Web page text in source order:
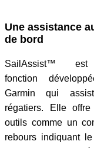
Une assistance
de bord
SailAssist™
fonction
Garmin qui
régatiers. Elle offre
outils comme un
rebours indiquant